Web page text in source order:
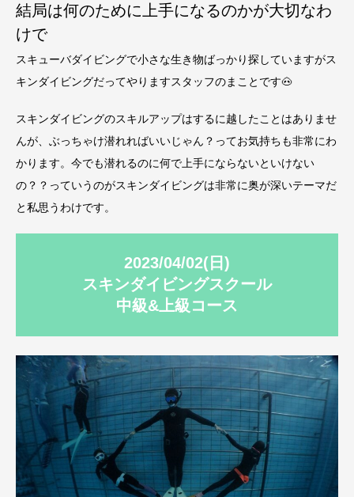
結局は何のために上手になるのかが大切なわ
けで
スキューバダイビングで小さな生き物ばっかり探していますがス
キンダイビングだってやりますスタッフのまことです🐽
スキンダイビングのスキルアップはするに越したことはありませ
んが、ぶっちゃけ潜れればいいじゃん？ってお気持ちも非常にわ
かります。今でも潜れるのに何で上手にならないといけない
の？？っていうのがスキンダイビングは非常に奥が深いテーマだ
と私思うわけです。
2023/04/02(日)
スキンダイビングスクール
中級&上級コース